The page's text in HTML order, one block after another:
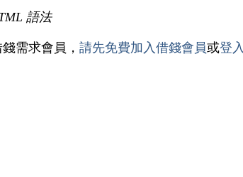
語法
需求會員， 請先免費加入借錢會員或登